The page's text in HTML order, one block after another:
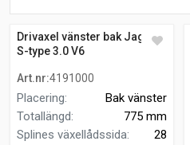
Drivaxel vänster bak Jaguar
S-type 3.0 V6
Art.nr:4191000
Placering:
Bak vänster
Totallängd:
775 mm
Splines växellådssida:
28